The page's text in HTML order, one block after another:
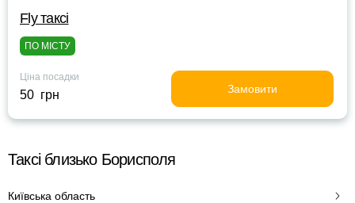
Fly таксі
ПО МІСТУ
Ціна посадки
50 грн Замовити
Таксі близько Борисполя
Київська область